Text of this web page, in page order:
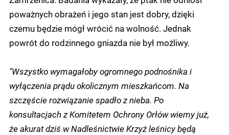
poważnych obrażeń i jego stan jest dobry, dzięki
czemu będzie mógł wrócić na wolność. Jednak
powrót do rodzinnego gniazda nie był możliwy.
"Wszystko wymagałoby ogromnego podnośnika i
wyłączenia prądu okolicznym mieszkańcom. Na
szczęście rozwiązanie spadło z nieba. Po
konsultacjach z Komitetem Ochrony Orłów wiemy już,
że akurat dziś w Nadleśnictwie Krzyż leśnicy będą